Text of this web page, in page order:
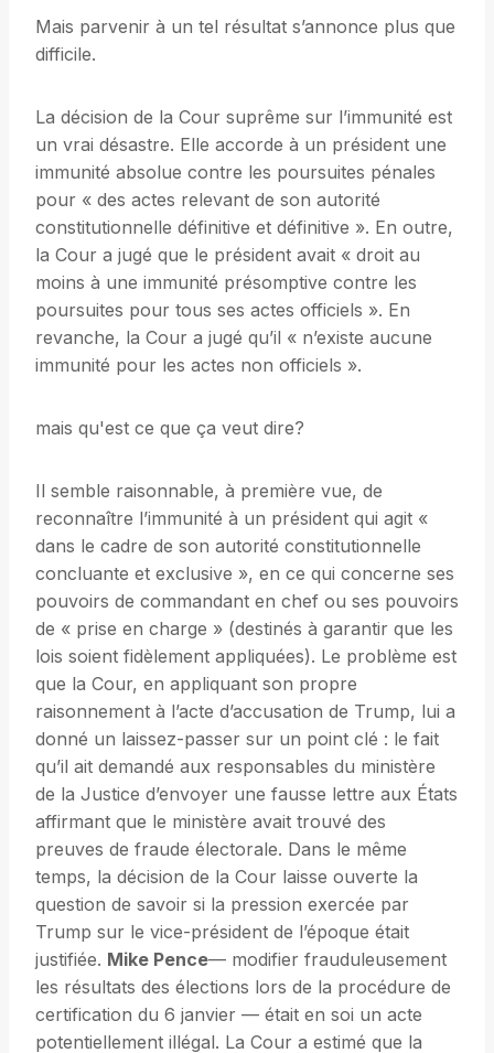
Mais parvenir à un tel résultat s’annonce plus que
difficile.
La décision de la Cour suprême sur l’immunité est
un vrai désastre. Elle accorde à un président une
immunité absolue contre les poursuites pénales
pour « des actes relevant de son autorité
constitutionnelle définitive et définitive ». En outre,
la Cour a jugé que le président avait « droit au
moins à une immunité présomptive contre les
poursuites pour tous ses actes officiels ». En
revanche, la Cour a jugé qu’il « n’existe aucune
immunité pour les actes non officiels ».
mais qu'est ce que ça veut dire?
Il semble raisonnable, à première vue, de
reconnaître l’immunité à un président qui agit «
dans le cadre de son autorité constitutionnelle
concluante et exclusive », en ce qui concerne ses
pouvoirs de commandant en chef ou ses pouvoirs
de « prise en charge » (destinés à garantir que les
lois soient fidèlement appliquées). Le problème est
que la Cour, en appliquant son propre
raisonnement à l’acte d’accusation de Trump, lui a
donné un laissez-passer sur un point clé : le fait
qu’il ait demandé aux responsables du ministère
de la Justice d’envoyer une fausse lettre aux États
affirmant que le ministère avait trouvé des
preuves de fraude électorale. Dans le même
temps, la décision de la Cour laisse ouverte la
question de savoir si la pression exercée par
Trump sur le vice-président de l’époque était
justifiée. Mike Pence— modifier frauduleusement
les résultats des élections lors de la procédure de
certification du 6 janvier — était en soi un acte
potentiellement illégal. La Cour a estimé que la